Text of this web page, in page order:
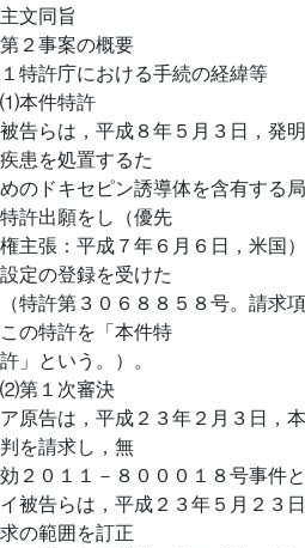
主文同旨
第２事案の概要
１特許庁における手続の経緯等
⑴本件特許
被告らは，平成８年５月３日，発
疾患を処置するた
めのドキセピン誘導体を含有する
特許出願をし（優先
権主張：平成７年６月６日，米国
設定の登録を受けた
（特許第３０６８８５８号。請求
この特許を「本件特
許」という。）。
⑵第１次審決
ア原告は，平成２３年２月３日，
判を請求し，無
効２０１１－８０００１８号事件と
イ被告らは，平成２３年５月２３
求の範囲を訂正